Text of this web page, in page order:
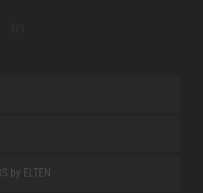
by ELTEN